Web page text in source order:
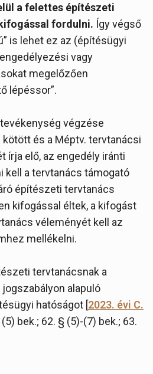
a felettes építészeti
fordulni. Így végső
is lehet ez az (építésügyi
vagy
megelőzően
lépéssor”.
végzése
és a Méptv. tervtanácsi
írja elő, az engedély iránti
kell a tervtanács támogató
építészeti tervtanács
kifogással éltek, a kifogást
véleményét kell az
mellékelni.
tervtanácsnak a
alapuló
hatóságot [2023. évi C.
bek.; 62. § (5)-(7) bek.; 63.